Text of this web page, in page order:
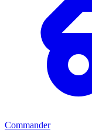
Commander